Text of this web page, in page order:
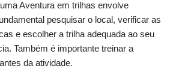
Aventura em trilhas envolve
pesquisar o local, verificar as
e escolher a trilha adequada ao seu
Também é importante treinar a
da atividade.